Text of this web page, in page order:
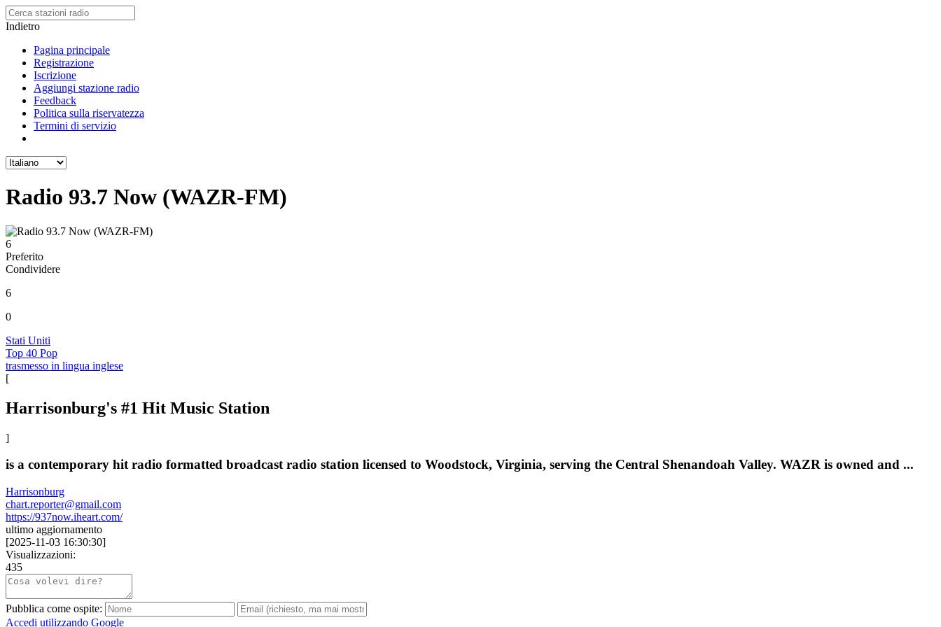
Indietro
Pagina principale
Registrazione
Iscrizione
Aggiungi stazione radio
Feedback
Politica sulla riservatezza
Termini di servizio
Radio 93.7 Now (WAZR-FM)
6
Preferito
Condividere
6
0
Stati Uniti
Top 40 Pop
trasmesso in lingua inglese
[
Harrisonburg's #1 Hit Music Station
]
is a contemporary hit radio formatted broadcast radio station licensed to Woodstock, Virginia, serving the Central Shenandoah Valley. WAZR is owned and ...
Harrisonburg
chart.reporter@gmail.com
https://937now.iheart.com/
ultimo aggiornamento
[2025-11-03 16:30:30]
Visualizzazioni:
435
Pubblica come ospite:
Accedi utilizzando Google